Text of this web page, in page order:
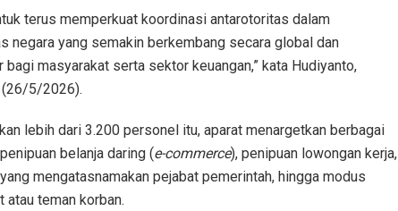
terus memperkuat koordinasi antarotoritas dalam
negara yang semakin berkembang secara global dan
masyarakat serta sektor keuangan,” kata Hudiyanto,
5/2026).
lebih dari 3.200 personel itu, aparat menargetkan berbagai
belanja daring (e-commerce), penipuan lowongan kerja,
mengatasnamakan pejabat pemerintah, hingga modus
atau teman korban.